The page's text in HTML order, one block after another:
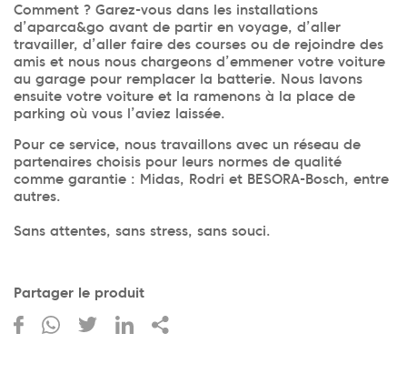
Comment ? Garez-vous dans les installations
d’aparca&go avant de partir en voyage, d’aller
travailler, d’aller faire des courses ou de rejoindre des
amis et nous nous chargeons d’emmener votre voiture
au garage pour remplacer la batterie. Nous lavons
ensuite votre voiture et la ramenons à la place de
parking où vous l’aviez laissée.
Pour ce service, nous travaillons avec un réseau de
partenaires choisis pour leurs normes de qualité
comme garantie : Midas, Rodri et BESORA-Bosch, entre
autres.
Sans attentes, sans stress, sans souci.
Partager le produit